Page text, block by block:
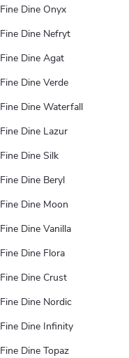
Fine Dine Onyx
Fine Dine Nefryt
Fine Dine Agat
Fine Dine Verde
Fine Dine Waterfall
Fine Dine Lazur
Fine Dine Silk
Fine Dine Beryl
Fine Dine Moon
Fine Dine Vanilla
Fine Dine Flora
Fine Dine Crust
Fine Dine Nordic
Fine Dine Infinity
Fine Dine Topaz